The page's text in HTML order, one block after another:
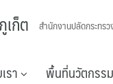
ก็ต สำนักงานปลัดกระทร
รา พื้นที่นวัตกรรม